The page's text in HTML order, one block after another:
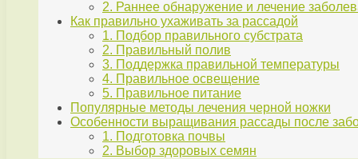
2. Раннее обнаружение и лечение
Как правильно ухаживать за рассадой
1. Подбор правильного субстрата
2. Правильный полив
3. Поддержка правильной температуры
4. Правильное освещение
5. Правильное питание
Популярные методы лечения черной ножки
Особенности выращивания рассады после
1. Подготовка почвы
2. Выбор здоровых семян